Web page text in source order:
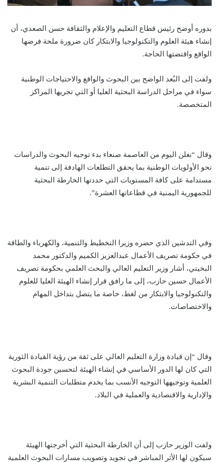
بدوره أوضح رئيس قطاع التعليم والإعلام والثقافة حسن الصعدي، أن
إنشاء هيئة العلوم والتكنولوجيا والابتكار كان ضرورة ملحة فرضها
الواقع واقتضتها الحاجة.
ولفت إلى البُعد الواضح بين البحوث والواقع والاحتياجات الوطنية
سواء في مراحل الدراسة البحثية العليا أو التي تجريها المراكز
المتخصصة.
وقال “نعلن اليوم من العاصمة صنعاء بدء توجيه البحوث والدراسات
نحو الأولويات الوطنية بما يحقق التطلعات الهادفة إلى تنمية
مستدامة على كافة المستويات التي حددتها الخارطة البحثية
للجمهورية اليمنية في قطاعاتها العشرة”.
وفي التدشين الذي حضره وزيرا التخطيط والتنمية، والكهرباء والطاقة
في حكومة تصريف الأعمال عبدالعزيز الكميم والدكتور محمد
البخيتي، أشار وزير التعليم العالي والبحث العلمي بحكومة تصريف
الأعمال حسين حازب، إلى ما رافق قرار إنشاء الهيئة العليا للعلوم
والتكنولوجيا والابتكار من لغط، خاصة ما يتصل بتداخل المهام
والاختصاصات.
وقال “إن قيادة وزارة التعليم العالي على ثقة من رؤية القيادة الثورية
التي كان لها الدور الأساسي في إنشاء الهيئة لتحسين جودة البحوث
العلمية وتوجيهها التوجيه الأنسب بما يخدم متطلبات التنمية البشرية
والإدارية والاقتصادية والعملية في البلاد.
ولفت الوزير حازب إلى أن الخارطة البحثية التي أخرجتها الهيئة
سيكون لها الأثر المباشر في تجويد وتصويب مسارات البحوث العلمية